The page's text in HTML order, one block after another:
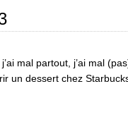
j’ai mal partout, j’ai mal
un dessert chez